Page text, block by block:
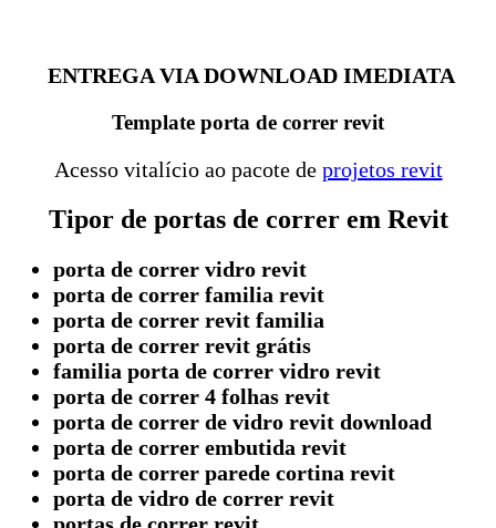
ENTREGA VIA DOWNLOAD IMEDIATA
Template porta de correr revit
Acesso vitalício ao pacote de projetos revit
Tipor de portas de correr em Revit
porta de correr vidro revit
porta de correr familia revit
porta de correr revit familia
porta de correr revit grátis
familia porta de correr vidro revit
porta de correr 4 folhas revit
porta de correr de vidro revit download
porta de correr embutida revit
porta de correr parede cortina revit
porta de vidro de correr revit